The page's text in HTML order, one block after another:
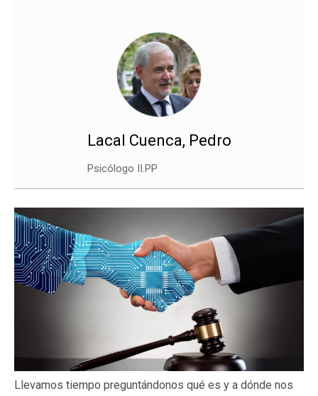
Lacal Cuenca, Pedro
Psicólogo II.PP
Llevamos tiempo preguntándonos qué es y a dónde nos